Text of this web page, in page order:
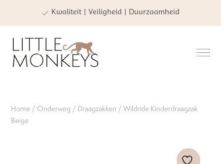
Kwaliteit | Veiligheid | Duurzaamheid
Home / Onderweg / Draagzakken / Wildride Kinderdraagzak
Beige